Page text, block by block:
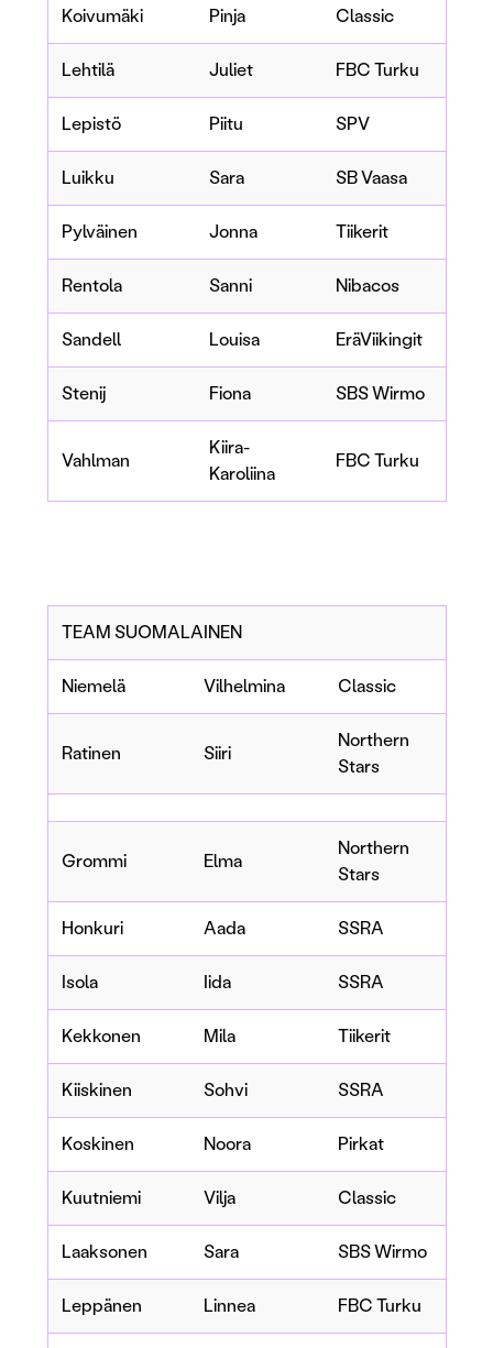
Koivumäki Pinja Classic
Lehtilä Juliet FBC Turku
Lepistö Piitu SPV
Luikku Sara SB Vaasa
Pylväinen Jonna Tiikerit
Rentola Sanni Nibacos
Sandell Louisa EräViikingit
Stenij Fiona SBS Wirmo
Vahlman
Kiira-
Karoliina
FBC Turku
TEAM SUOMALAINEN
Niemelä Vilhelmina Classic
Ratinen Siiri
Northern
Stars
Grommi Elma
Northern
Stars
Honkuri Aada SSRA
Isola Iida SSRA
Kekkonen Mila Tiikerit
Kiiskinen Sohvi SSRA
Koskinen Noora Pirkat
Kuutniemi Vilja Classic
Laaksonen Sara SBS Wirmo
Leppänen Linnea FBC Turku